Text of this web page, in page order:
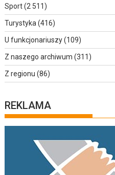
Sport(2 511)
Turystyka (416)
U funkcjonariuszy(109)
Z naszego archiwum (311)
Z regionu (86)
REKLAMA